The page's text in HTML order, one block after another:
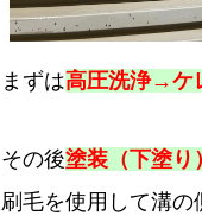
まずは高圧洗浄→ケ
その後塗装（下塗り）
刷毛を使用して溝の